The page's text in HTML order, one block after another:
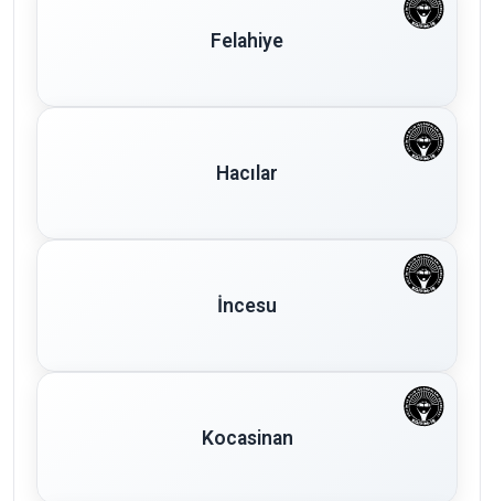
Felahiye
Hacılar
İncesu
Kocasinan